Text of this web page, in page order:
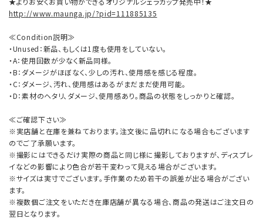
http://www.maunga.jp/?pid=111885135
≪Condition説明≫
・Unused：新品、もしくは1度も使用をしていない。
・A：使用回数が少なく新品同様。
・B：ダメージがほぼなく、少しの汚れ、使用感を感じる程度。
・C：ダメージ、汚れ、使用感はあるがまだまだ使用可能。
・D：素材のヘタリ、ダメージ、使用感あり。商品の状態をしっかりと確認。
≪ご確認下さい≫
※実店舗と在庫を兼ねております。注文後に品切れになる場合もございます
のでご了承願います。
※撮影にはできるだけ実際の商品と同じ様に撮影しておりますが、ディスプレ
イなどの影響により色合が若干変わって見える場合がございます。
※サイズは実寸でございます。手作業のため若干の誤差が出る場合がござい
ます。
※複数個ご注文をいただき在庫店舗が異なる場合、商品の発送はご注文日の
翌日となります。